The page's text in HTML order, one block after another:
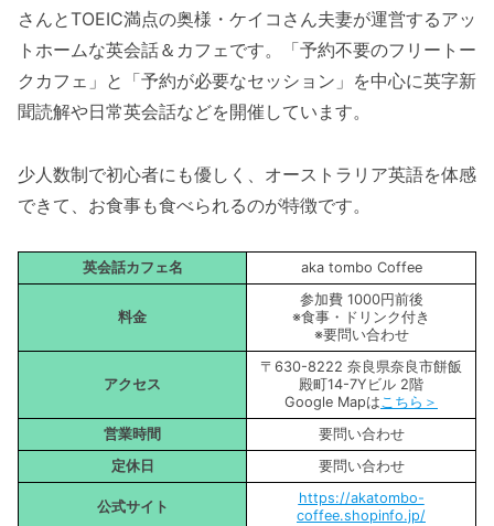
さんとTOEIC満点の奥様・ケイコさん夫妻が運営するアッ
トホームな英会話＆カフェです。「予約不要のフリートー
クカフェ」と「予約が必要なセッション」を中心に英字新
聞読解や日常英会話などを開催しています。
少人数制で初心者にも優しく、オーストラリア英語を体感
できて、お食事も食べられるのが特徴です。
英会話カフェ名 aka tombo Coffee
料金
参加費 1000円前後
※食事・ドリンク付き
※要問い合わせ
アクセス
〒630-8222 奈良県奈良市餅飯
殿町14-7Yビル 2階
Google Mapはこちら＞
営業時間
要問い合わせ
定休日
要問い合わせ
公式サイト
https://akatombo-
coffee.shopinfo.jp/